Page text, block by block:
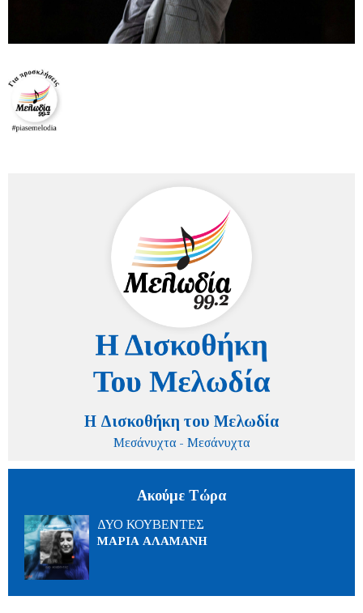
Η Δισκοθήκη του Μελωδία
Μεσάνυχτα - Μεσάνυχτα
Ακούμε Τώρα
ΔΥΟ ΚΟΥΒΕΝΤΕΣ
ΜΑΡΙΑ ΑΛΑΜΑΝΗ